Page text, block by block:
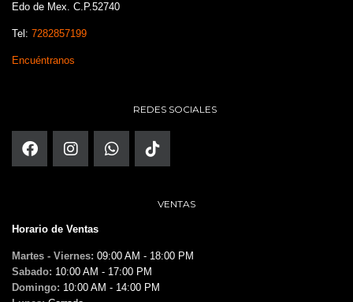
Edo de Mex. C.P.52740
Tel: 7282857199
Encuéntranos
REDES SOCIALES
VENTAS
Horario de Ventas
Martes - Viernes: 09:00 AM - 18:00 PM
Sabado: 10:00 AM - 17:00 PM
Domingo: 10:00 AM - 14:00 PM